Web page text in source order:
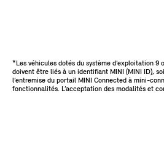
*Les véhicules dotés du système d’exploitation 9
doivent être liés à un identifiant MINI (MINI ID),
l’entremise du portail MINI Connected à mini-
fonctionnalités. L’acceptation des modalités et